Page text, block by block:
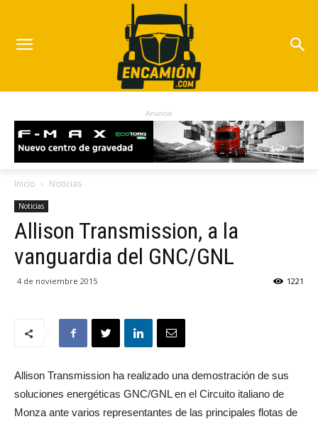
Anuncio
Inicio Noticias
Noticias
Allison Transmission, a la
vanguardia del GNC/GNL
4 de noviembre 2015 1221
Allison Transmission ha realizado una demostración de sus
soluciones energéticas GNC/GNL en el Circuito italiano de
Monza ante varios representantes de las principales flotas de